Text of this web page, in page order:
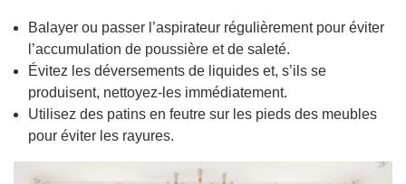
Balayer ou passer l’aspirateur régulièrement pour éviter
l’accumulation de poussière et de saleté.
Évitez les déversements de liquides et, s’ils se
produisent, nettoyez-les immédiatement.
Utilisez des patins en feutre sur les pieds des meubles
pour éviter les rayures.